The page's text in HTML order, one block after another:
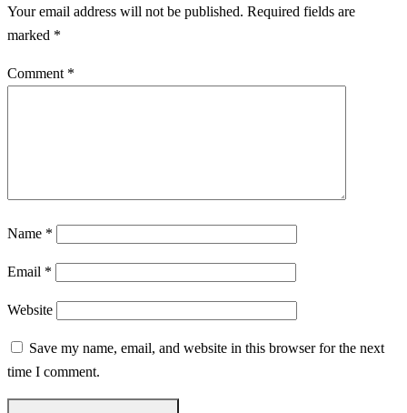
Your email address will not be published. Required fields are
marked *
Comment *
Name *
Email *
Website
Save my name, email, and website in this browser for the next
time I comment.